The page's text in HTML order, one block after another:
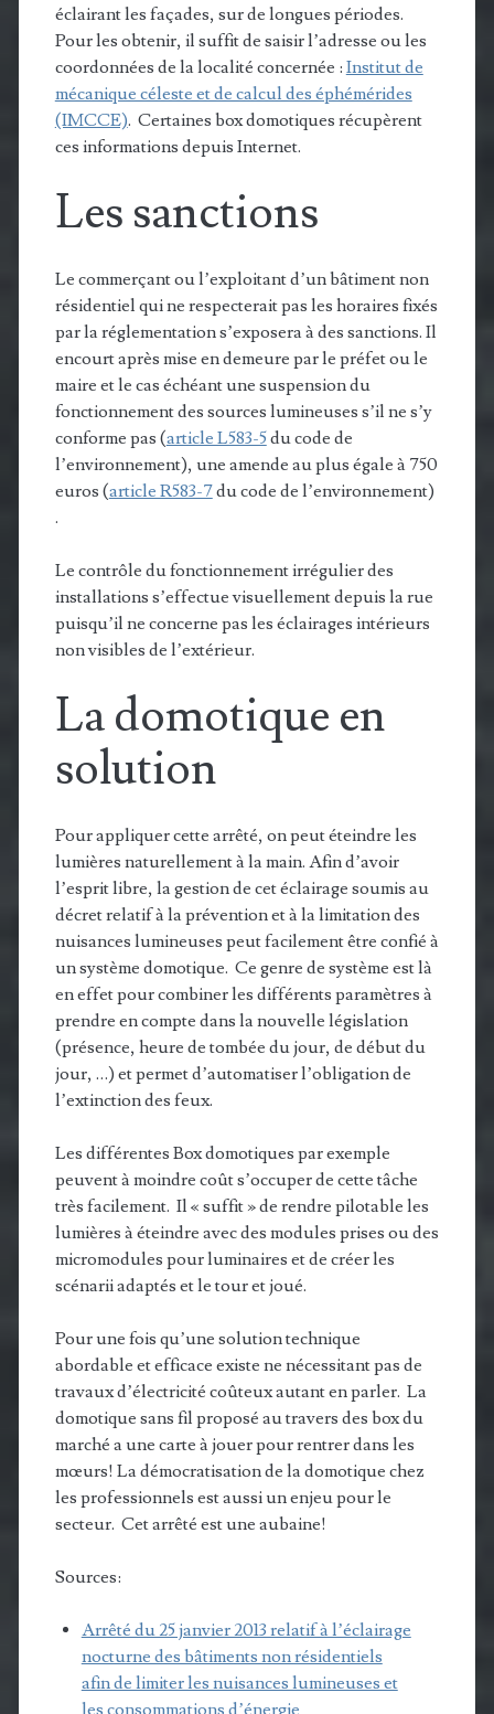
éclairant les façades, sur de longues périodes.
Pour les obtenir, il suffit de saisir l’adresse ou les
coordonnées de la localité concernée : Institut de
mécanique céleste et de calcul des éphémérides
(IMCCE). Certaines box domotiques récupèrent
ces informations depuis Internet.
Les sanctions
Le commerçant ou l’exploitant d’un bâtiment non
résidentiel qui ne respecterait pas les horaires fixés
par la réglementation s’exposera à des sanctions. Il
encourt après mise en demeure par le préfet ou le
maire et le cas échéant une suspension du
fonctionnement des sources lumineuses s’il ne s’y
conforme pas (article L583-5du code de
l’environnement), une amende au plus égale à 750
euros (article R583-7du code de l’environnement)
.
Le contrôle du fonctionnement irrégulier des
installations s’effectue visuellement depuis la rue
puisqu’il ne concerne pas les éclairages intérieurs
non visibles de l’extérieur.
La domotique en
solution
Pour appliquer cette arrêté, on peut éteindre les
lumières naturellement à la main. Afin d’avoir
l’esprit libre, la gestion de cet éclairage soumis au
décret relatif à la prévention et à la limitation des
nuisances lumineuses peut facilement être confié à
un système domotique. Ce genre de système est là
en effet pour combiner les différents paramètres à
prendre en compte dans la nouvelle législation
(présence, heure de tombée du jour, de début du
jour, …) et permet d’automatiser l’obligation de
l’extinction des feux.
Les différentes Box domotiques par exemple
peuvent à moindre coût s’occuper de cette tâche
très facilement. Il « suffit » de rendre pilotable les
lumières à éteindre avec des modules prises ou des
micromodules pour luminaires et de créer les
scénarii adaptés et le tour et joué.
Pour une fois qu’une solution technique
abordable et efficace existe ne nécessitant pas de
travaux d’électricité coûteux autant en parler. La
domotique sans fil proposé au travers des box du
marché a une carte à jouer pour rentrer dans les
mœurs! La démocratisation de la domotique chez
les professionnels est aussi un enjeu pour le
secteur. Cet arrêté est une aubaine!
Sources:
Arrêté du 25 janvier 2013 relatif à l’éclairage
nocturne des bâtiments non résidentiels
afin de limiter les nuisances lumineuses et
les consommations d’énergie